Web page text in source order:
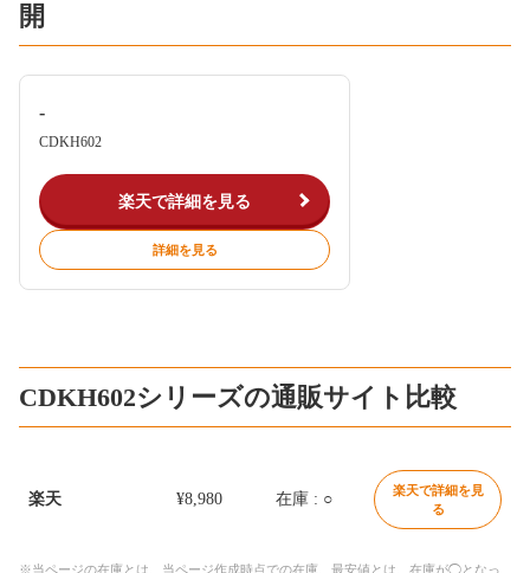
開
-
CDKH602
楽天で詳細を見る
詳細を見る
CDKH602シリーズの通販サイト比較
楽天 ¥8,980 在庫 : ○
楽天で詳細を見
る
※当ページの在庫とは、当ページ作成時点での在庫、最安値とは、在庫が◯となっ